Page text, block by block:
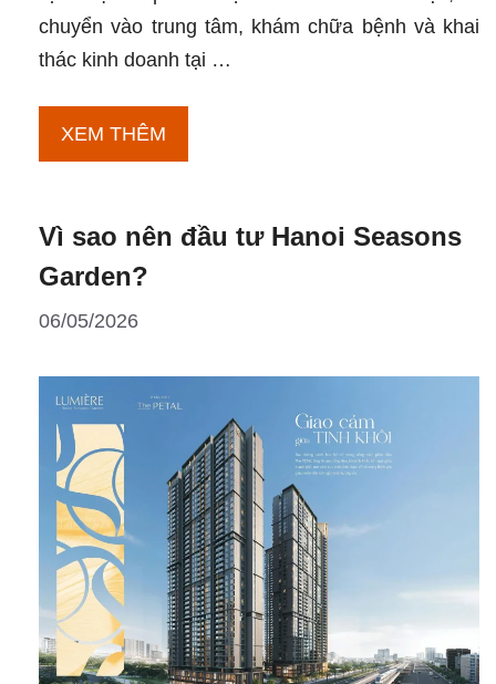
chuyển vào trung tâm, khám chữa bệnh và khai
thác kinh doanh tại …
XEM THÊM
Patrimony
trí
ra
Vì sao nên đầu tư Hanoi Seasons
Garden?
06/05/2026